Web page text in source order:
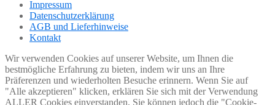
Impressum
Datenschutzerklärung
AGB und Lieferhinweise
Kontakt
Wir verwenden Cookies auf unserer Website, um Ihnen die
bestmögliche Erfahrung zu bieten, indem wir uns an Ihre
Präferenzen und wiederholten Besuche erinnern. Wenn Sie auf
"Alle akzeptieren" klicken, erklären Sie sich mit der Verwendung
ALLER Cookies einverstanden. Sie können jedoch die "Cookie-